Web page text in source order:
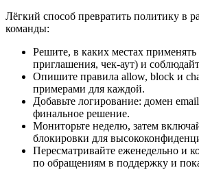
Лёгкий способ превратить политику в
команды:
Решите, в каких местах применять
приглашения, чек-аут) и
Опишите правила allow, block и
примерами для каждой.
Добавьте логирование: домен
финальное решение.
Мониторьте неделю, затем
блокировки для
Пересматривайте еженедельно и
по обращениям в поддержку и